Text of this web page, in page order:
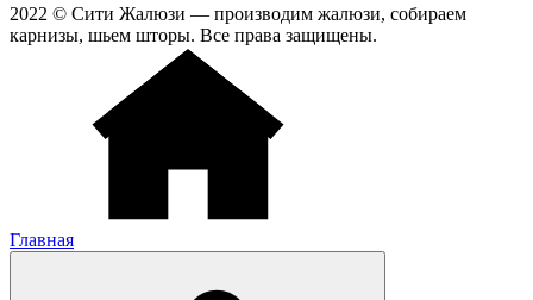
2022 © Сити Жалюзи — производим жалюзи, собираем
карнизы, шьем шторы. Все права защищены.
Главная